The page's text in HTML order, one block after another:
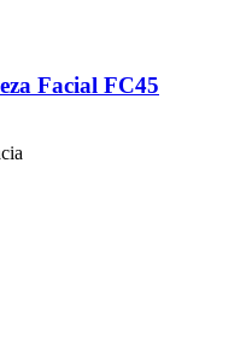
Facial FC45